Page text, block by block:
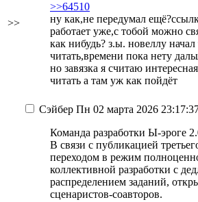
>>
>>64510
ну как,не передумал
работает уже,с тобой можно
как нибудь? з.ы. новеллу начал
читать,времени пока нету
но завязка я считаю
читать а там уж как пойдёт
Сэйбер Пн 02 марта 2026
Команда разработки Ы-эроге
В связи с публикацией
переходом в режим
коллективной разработки с
распределением заданий,
сценаристов-соавторов.